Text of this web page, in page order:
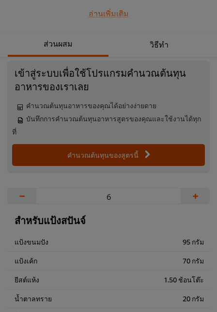
แน่นอน คลิกดูสูตรอาหารเลย
อ่านเพิ่มเติม
ส่วนผสม วิธีทำ
เข้าสู่ระบบเพื่อใช้โปรแกรมคำนวณต้นทุน
อาหารของเราเลย
คำนวณต้นทุนอาหารของคุณได้อย่างง่ายดาย
บันทึกการคำนวณต้นทุนอาหารสูตรของคุณและใช้งานได้ทุก
ที่
คำนวณต้นทุนของสูตรนี้
− +
สำหรับแป้งสปันจ์
แป้งขนมปัง 95 กรัม
แป้งเค้ก 70 กรัม
ยีสต์แห้ง 1.50 ช้อนโต๊ะ
น้ำตาลทราย 20 กรัม